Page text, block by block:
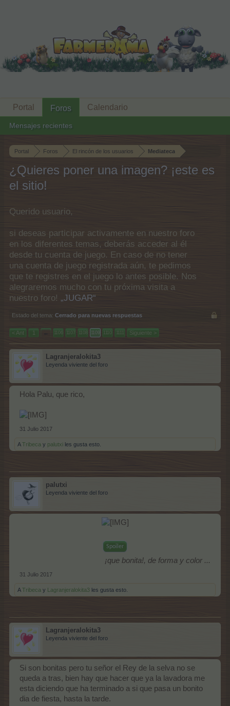
Portal Foros El rincón de los usuarios Mediateca
¿Quieres poner una imagen? ¡este es
el sitio!
Querido usuario,
si deseas participar activamente en nuestro foro
en los diferentes temas, deberás acceder al él
desde tu cuenta de juego. En caso de no tener
una cuenta de juego registrada aún, te pedimos
que te registres en el juego lo antes posible. Nos
alegraremos mucho con tu próxima visita a
nuestro foro! „JUGAR“
Estado del tema: Cerrado para nuevas respuestas
< Ant 1 ← 1106 1107 1108 1109 1110 1111 Siguiente >
Lagranjeralokita3
Leyenda viviente del foro
Hola Palu, que rico,
31 Julio 2017
ATribeca y palutxi les gusta esto.
palutxi
Leyenda viviente del foro
Spoiler
¡que bonita!, de forma y color ...
31 Julio 2017
ATribeca y Lagranjeralokita3 les gusta esto.
Lagranjeralokita3
Leyenda viviente del foro
Si son bonitas pero tu señor el Rey de la selva no se
queda a tras, bien hay que hacer que ya la lavadora me
esta diciendo que ha terminado a si que pasa un bonito
dia de fiesta, hasta la tarde.
Portal Foros
Mensajes recientes
Calendario